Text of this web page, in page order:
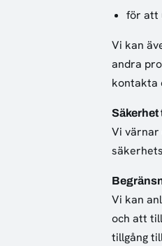
för att
Vi kan
andra
kontakta
Vi värnar
Vi kan
och att
tillgång